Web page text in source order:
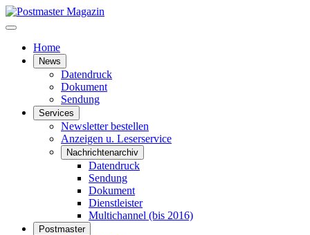
Home
News
Datendruck
Dokument
Sendung
Services
Newsletter bestellen
Anzeigen u. Leserservice
Nachrichtenarchiv
Datendruck
Sendung
Dokument
Dienstleister
Multichannel (bis 2016)
Postmaster